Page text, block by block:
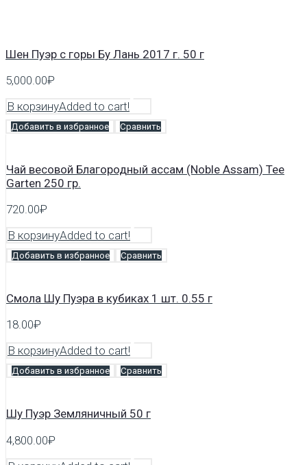
Шен Пуэр с горы Бу Лань 2017 г. 50 г
5,000.00₽
В корзинуAdded to cart!
Добавить в избранное Сравнить
Чай весовой Благородный ассам (Noble Assam) Tee
Garten 250 гр.
720.00₽
В корзинуAdded to cart!
Добавить в избранное Сравнить
Смола Шу Пуэра в кубиках 1 шт. 0.55 г
18.00₽
В корзинуAdded to cart!
Добавить в избранное Сравнить
Шу Пуэр Земляничный 50 г
4,800.00₽